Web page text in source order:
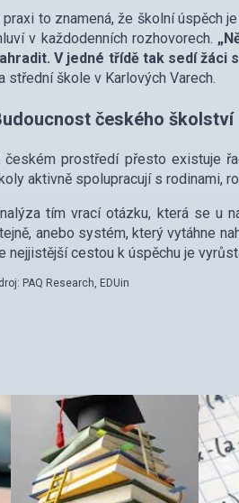
praxi to znamená, že školní úspěch
v každodenních rozhovorech.
V jedné třídě tak sedí žáci
střední škole v Karlových Varech.
českého školství
českém prostředí přesto existuje
aktivně spolupracují s rodinami,
tím vrací otázku, která se u
anebo systém, který vytáhne
nejjistější cestou k úspěchu je
PAQ Research, EDUin